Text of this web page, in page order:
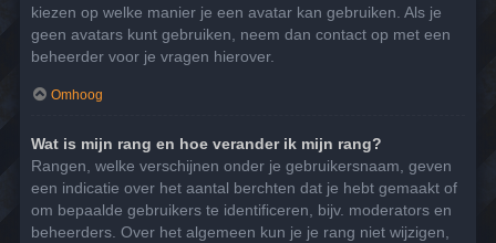
kiezen op welke manier je een avatar kan gebruiken. Als je
geen avatars kunt gebruiken, neem dan contact op met een
beheerder voor je vragen hierover.
Omhoog
Wat is mijn rang en hoe verander ik mijn rang?
Rangen, welke verschijnen onder je gebruikersnaam, geven
een indicatie over het aantal berchten dat je hebt gemaakt of
om bepaalde gebruikers te identificeren, bijv. moderators en
beheerders. Over het algemeen kun je je rang niet wijzigen,